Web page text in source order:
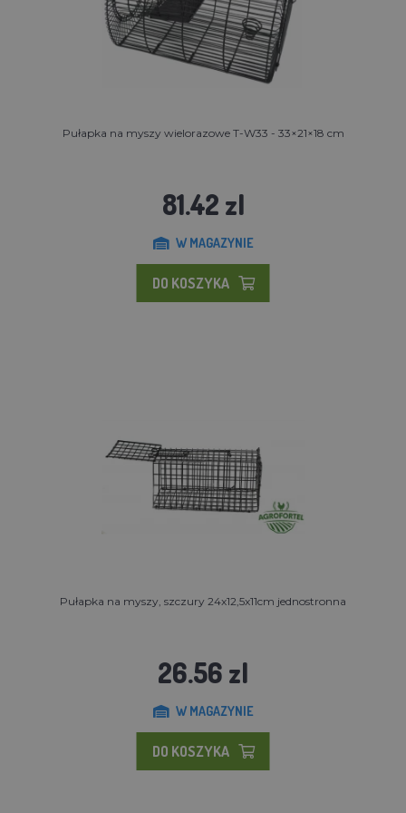
Pułapka na myszy wielorazowe T-W33 - 33×21×18 cm
81.42 zl
W MAGAZYNIE
DO KOSZYKA
Pułapka na myszy, szczury 24x12,5x11cm jednostronna
26.56 zl
W MAGAZYNIE
DO KOSZYKA